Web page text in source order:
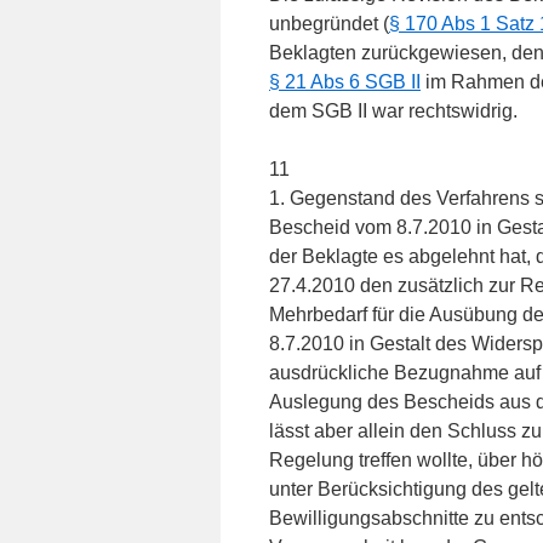
unbegründet (§ 170 Abs 1 Satz
Beklagten zurückgewiesen,
§ 21 Abs 6 SGB II
im Rahmen
dem SGB II war rechtswidrig.
11
1. Gegenstand des Verfahrens
Bescheid vom 8.7.2010 in
der Beklagte es abgelehnt hat,
27.4.2010 den zusätzlich zur
Mehrbedarf für die Ausübung
8.7.2010 in Gestalt des
ausdrückliche Bezugnahme
Auslegung des Bescheids aus
lässt aber allein den Schluss
Regelung treffen wollte, über
unter Berücksichtigung des
Bewilligungsabschnitte zu